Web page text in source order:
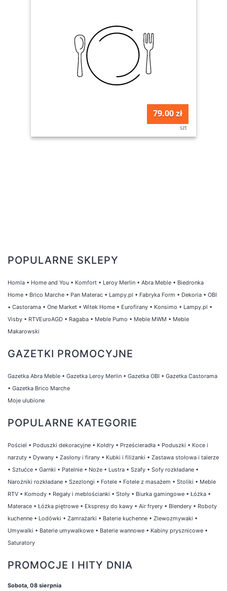
79.00 zł
szt
POPULARNE SKLEPY
Homla • Home and You • Komfort • Leroy Merlin • Abra Meble • Biedronka
Home • Brico Marche • Pan Materac • Lampy.pl • Fabryka Form • Dekoria • OBI
• Castorama • One Market • Witek Home • Eurofirany • Konsimo • Lampy.pl •
Visby • RTVEuroAGD • Ragaba • Meble Pumo • Meble MWM • Meble
Makarowski
GAZETKI PROMOCYJNE
Gazetka Abra Meble • Gazetka Leroy Merlin • Gazetka OBI • Gazetka Castorama
• Gazetka Brico Marche
Moje ulubione
POPULARNE KATEGORIE
Pościel • Poduszki dekoracyjne • Kołdry • Prześcieradła • Poduszki • Koce i
narzuty • Dywany • Zasłony i firany • Kubki i filiżanki • Zastawa stołowa i talerze
• Sztućce • Garnki • Patelnie • Noże • Lustra • Szafy • Sofy rozkładane •
Narożniki rozkładane • Szezlongi • Fotele • Fotele z masażem • Stoliki • Meble
RTV • Komody • Regały i meblościanki • Stoły • Biurka gamingowe • Łóżka •
Materace • Łóżka piętrowe • Ekspresy do kawy • Air fryery • Blendery • Roboty
kuchenne • Lodówki • Zamrażarki • Baterie kuchenne • Zlewozmywaki •
Umywalki • Baterie umywalkowe • Baterie wannowe • Kabiny prysznicowe •
Saturatory
PROMOCJE I HITY DNIA
Sobota, 08 sierpnia